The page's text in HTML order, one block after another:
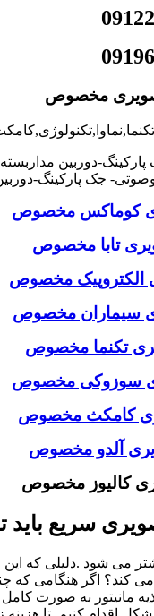
مخصوص
دوربین
جک پارکینگ-
کوماکس مخصوص
تابا مخصوص
الکتروپیک مخصوص
سیماران مخصوص
تکنما مخصوص
سوزوکی مخصوص
کامکث مخصوص
آلدو مخصوص
کالیوز مخصوص
سریع باید
شود .دلیلی که این
اگر هنگامی که
به صورت